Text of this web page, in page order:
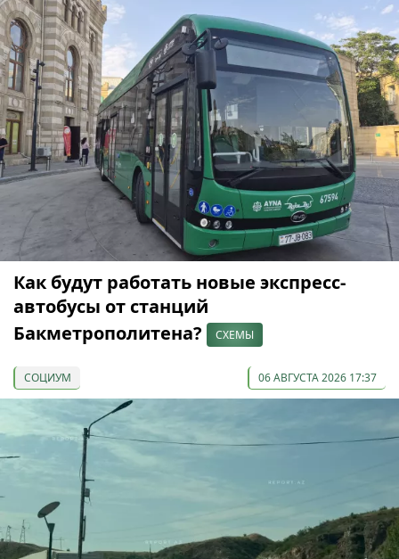
Как будут работать новые экспресс-
автобусы от станций
Бакметрополитена?
СХЕМЫ
СОЦИУМ 06 АВГУСТА 2026 17:37